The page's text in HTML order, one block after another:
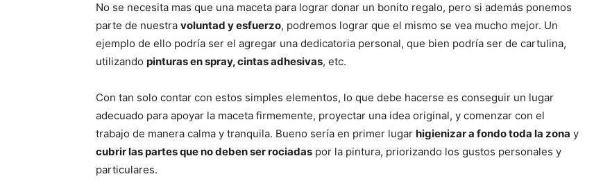
No se necesita mas que una maceta para lograr donar un bonito regalo, pero si además ponemos
parte de nuestra voluntad y esfuerzo, podremos lograr que el mismo se vea mucho mejor. Un
ejemplo de ello podría ser el agregar una dedicatoria personal, que bien podría ser de cartulina,
utilizando pinturas en spray, cintas adhesivas, etc.
Con tan solo contar con estos simples elementos, lo que debe hacerse es conseguir un lugar
adecuado para apoyar la maceta firmemente, proyectar una idea original, y comenzar con el
trabajo de manera calma y tranquila. Bueno sería en primer lugar higienizar a fondo toda la zona y
cubrir las partes que no deben ser rociadas por la pintura, priorizando los gustos personales y
particulares.